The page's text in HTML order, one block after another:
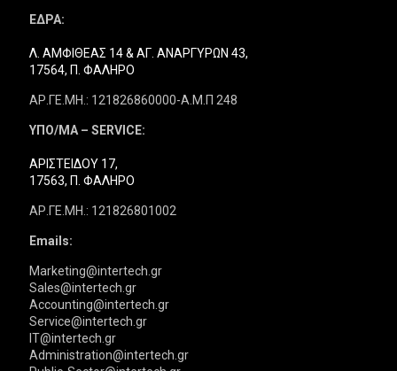
ΕΔΡΑ:
Λ. ΑΜΦΙΘΕΑΣ 14 & ΑΓ. ΑΝΑΡΓΥΡΩΝ 43,
17564, Π. ΦΑΛΗΡΟ
ΑΡ.ΓΕ.ΜΗ.: 121826860000-Α.Μ.Π 248
ΥΠΟ/ΜΑ – SERVICE:
ΑΡΙΣΤΕΙΔΟΥ 17,
17563, Π. ΦΑΛΗΡΟ
ΑΡ.ΓΕ.ΜΗ.: 121826801002
Emails:
Marketing@intertech.gr
Sales@intertech.gr
Accounting@intertech.gr
Service@intertech.gr
IT@intertech.gr
Administration@intertech.gr